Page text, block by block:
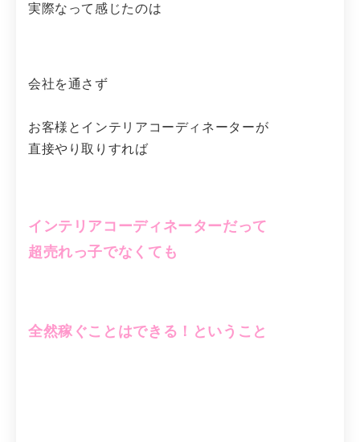
実際なって感じたのは
会社を通さず
お客様とインテリアコーディネーターが
直接やり取りすれば
インテリアコーディネーターだって
超売れっ子でなくても
全然稼ぐことはできる！ということ